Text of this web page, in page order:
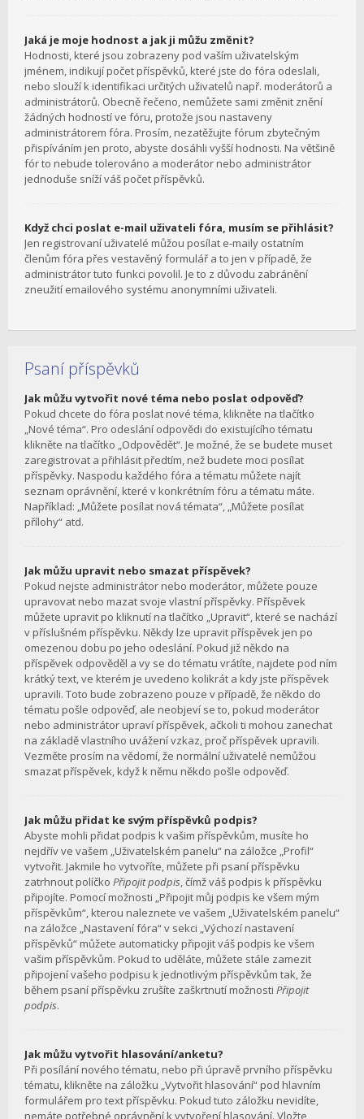
Jaká je moje hodnost a jak ji můžu změnit?
Hodnosti, které jsou zobrazeny pod vaším uživatelským
jménem, indikují počet příspěvků, které jste do fóra odeslali,
nebo slouží k identifikaci určitých uživatelů např. moderátorů a
administrátorů. Obecně řečeno, nemůžete sami změnit znění
žádných hodností ve fóru, protože jsou nastaveny
administrátorem fóra. Prosím, nezatěžujte fórum zbytečným
přispíváním jen proto, abyste dosáhli vyšší hodnosti. Na většině
fór to nebude tolerováno a moderátor nebo administrátor
jednoduše sníží váš počet příspěvků.
Když chci poslat e-mail uživateli fóra, musím se přihlásit?
Jen registrovaní uživatelé můžou posílat e-maily ostatním
členům fóra přes vestavěný formulář a to jen v případě, že
administrátor tuto funkci povolil. Je to z důvodu zabránění
zneužití emailového systému anonymními uživateli.
Psaní příspěvků
Jak můžu vytvořit nové téma nebo poslat odpověď?
Pokud chcete do fóra poslat nové téma, klikněte na tlačítko
„Nové téma“. Pro odeslání odpovědi do existujícího tématu
klikněte na tlačítko „Odpovědět“. Je možné, že se budete muset
zaregistrovat a přihlásit předtím, než budete moci posílat
příspěvky. Naspodu každého fóra a tématu můžete najít
seznam oprávnění, které v konkrétním fóru a tématu máte.
Například: „Můžete posílat nová témata“, „Můžete posílat
přílohy“ atd.
Jak můžu upravit nebo smazat příspěvek?
Pokud nejste administrátor nebo moderátor, můžete pouze
upravovat nebo mazat svoje vlastní příspěvky. Příspěvek
můžete upravit po kliknutí na tlačítko „Upravit“, které se nachází
v příslušném příspěvku. Někdy lze upravit příspěvek jen po
omezenou dobu po jeho odeslání. Pokud již někdo na
příspěvek odpověděl a vy se do tématu vrátíte, najdete pod ním
krátký text, ve kterém je uvedeno kolikrát a kdy jste příspěvek
upravili. Toto bude zobrazeno pouze v případě, že někdo do
tématu pošle odpověď, ale neobjeví se to, pokud moderátor
nebo administrátor upraví příspěvek, ačkoli ti mohou zanechat
na základě vlastního uvážení vzkaz, proč příspěvek upravili.
Vezměte prosím na vědomí, že normální uživatelé nemůžou
smazat příspěvek, když k němu někdo pošle odpověď.
Jak můžu přidat ke svým příspěvků podpis?
Abyste mohli přidat podpis k vašim příspěvkům, musíte ho
nejdřív ve vašem „Uživatelském panelu“ na záložce „Profil“
vytvořit. Jakmile ho vytvoříte, můžete při psaní příspěvku
zatrhnout políčko Připojit podpis, čímž váš podpis k příspěvku
připojíte. Pomocí možnosti „Připojit můj podpis ke všem mým
příspěvkům“, kterou naleznete ve vašem „Uživatelském panelu“
na záložce „Nastavení fóra“ v sekci „Výchozí nastavení
příspěvků“ můžete automaticky připojit váš podpis ke všem
vašim příspěvkům. Pokud to uděláte, můžete stále zamezit
připojení vašeho podpisu k jednotlivým příspěvkům tak, že
během psaní příspěvku zrušíte zaškrtnutí možnosti Připojit
podpis.
Jak můžu vytvořit hlasování/anketu?
Při posílání nového tématu, nebo při úpravě prvního příspěvku
tématu, klikněte na záložku „Vytvořit hlasování“ pod hlavním
formulářem pro text příspěvku. Pokud tuto záložku nevidíte,
nemáte potřebné oprávnění k vytvoření hlasování. Vložte